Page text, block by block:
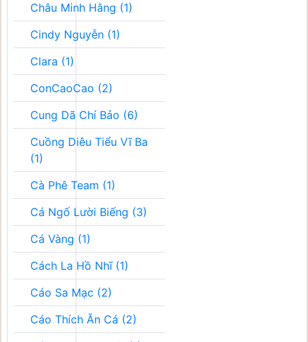
Châu Minh Hằng (1)
Cindy Nguyễn (1)
Clara (1)
ConCaoCao (2)
Cung Dã Chí Bảo (6)
Cuồng Diêu Tiểu Vĩ Ba
(1)
Cà Phê Team (1)
Cá Ngố Lười Biếng (3)
Cá Vàng (1)
Cách La Hồ Nhĩ (1)
Cáo Sa Mạc (2)
Cáo Thích Ăn Cá (2)